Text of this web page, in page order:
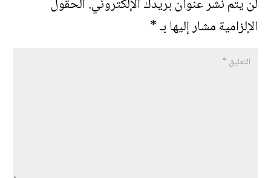
لن يتم نشر عنوان بريدك الإلكتروني.الحقول
الإلزامية مشار إليها بـ*